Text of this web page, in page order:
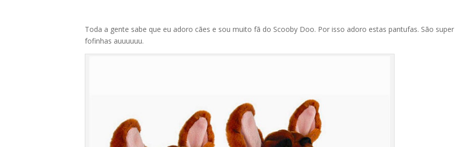
Toda a gente sabe que eu adoro cães e sou muito fã do Scooby Doo. Por isso adoro estas pantufas. São super
fofinhas auuuuuu.